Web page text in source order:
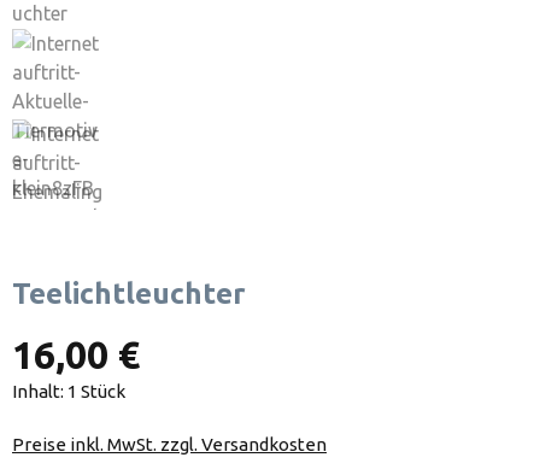
Teelichtleuchter
16,00 €
Inhalt: 1 Stück
Preise inkl. MwSt. zzgl. Versandkosten